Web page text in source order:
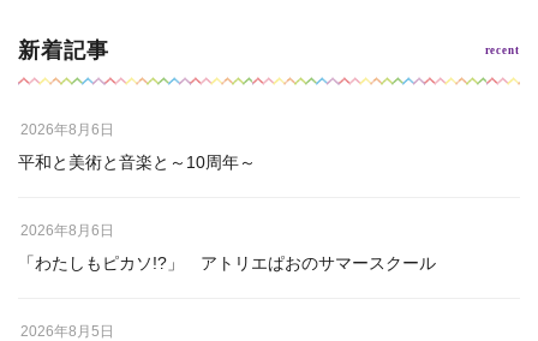
新着記事
平和と美術と音楽と～10周年～
2026年8月6日
「わたしもピカソ!?」 アトリエぱおのサマースクール
2026年8月6日
2026年8月5日